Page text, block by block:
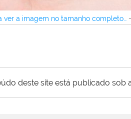
ver a imagem no tamanho completo…
deste site está publicado sob